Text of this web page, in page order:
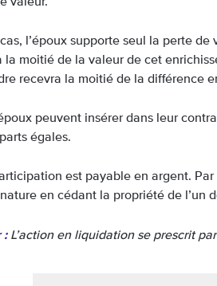
l’époux supporte seul la perte
la moitié de la valeur de cet
recevra la moitié de la différence
peuvent insérer dans leur
égales.
est payable en argent.
en cédant la propriété de l’un
: L’action en liquidation se prescrit